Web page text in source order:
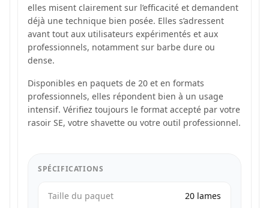
elles misent clairement sur l’efficacité et demandent
déjà une technique bien posée. Elles s’adressent
avant tout aux utilisateurs expérimentés et aux
professionnels, notamment sur barbe dure ou
dense.
Disponibles en paquets de 20 et en formats
professionnels, elles répondent bien à un usage
intensif. Vérifiez toujours le format accepté par votre
rasoir SE, votre shavette ou votre outil professionnel.
SPÉCIFICATIONS
Taille du paquet 20 lames